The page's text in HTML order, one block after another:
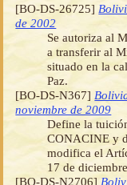
[BO-DS-26725]
de 2002
Se autoriza al
a transferir al
situado en la
Paz.
[BO-DS-N367]
noviembre de 2009
Define la
CONACINE y
modifica el
17 de
[BO-DS-N2706]